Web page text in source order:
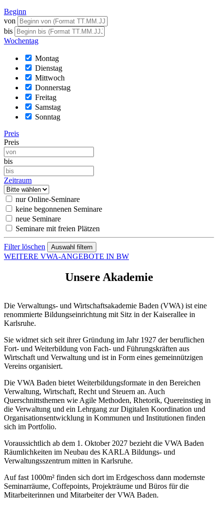
Beginn
von
bis
Wochentag
Montag
Dienstag
Mittwoch
Donnerstag
Freitag
Samstag
Sonntag
Preis
Preis
bis
Zeitraum
nur Online-Seminare
keine begonnenen Seminare
neue Seminare
Seminare mit freien Plätzen
Filter löschen
WEITERE VWA-ANGEBOTE IN BW
Unsere Akademie
Die Verwaltungs- und Wirtschaftsakademie Baden (VWA) ist eine
renommierte Bildungseinrichtung mit Sitz in der Kaiserallee in
Karlsruhe.
Sie widmet sich seit ihrer Gründung im Jahr 1927 der beruflichen
Fort- und Weiterbildung von Fach- und Führungskräften aus
Wirtschaft und Verwaltung und ist in Form eines gemeinnützigen
Vereins organisiert.
Die VWA Baden bietet Weiterbildungsformate in den Bereichen
Verwaltung, Wirtschaft, Recht und Steuern an. Auch
Querschnittsthemen wie Agile Methoden, Rhetorik, Quereinstieg in
die Verwaltung und ein Lehrgang zur Digitalen Koordination und
Organisationsentwicklung in Kommunen und Institutionen finden
sich im Portfolio.
Voraussichtlich ab dem 1. Oktober 2027 bezieht die VWA Baden
Räumlichkeiten im Neubau des KARLA Bildungs- und
Verwaltungsszentrum mitten in Karlsruhe.
Auf fast 1000m² finden sich dort im Erdgeschoss dann modernste
Seminarräume, Coffepoints, Projekträume und Büros für die
Mitarbeiterinnen und Mitarbeiter der VWA Baden.